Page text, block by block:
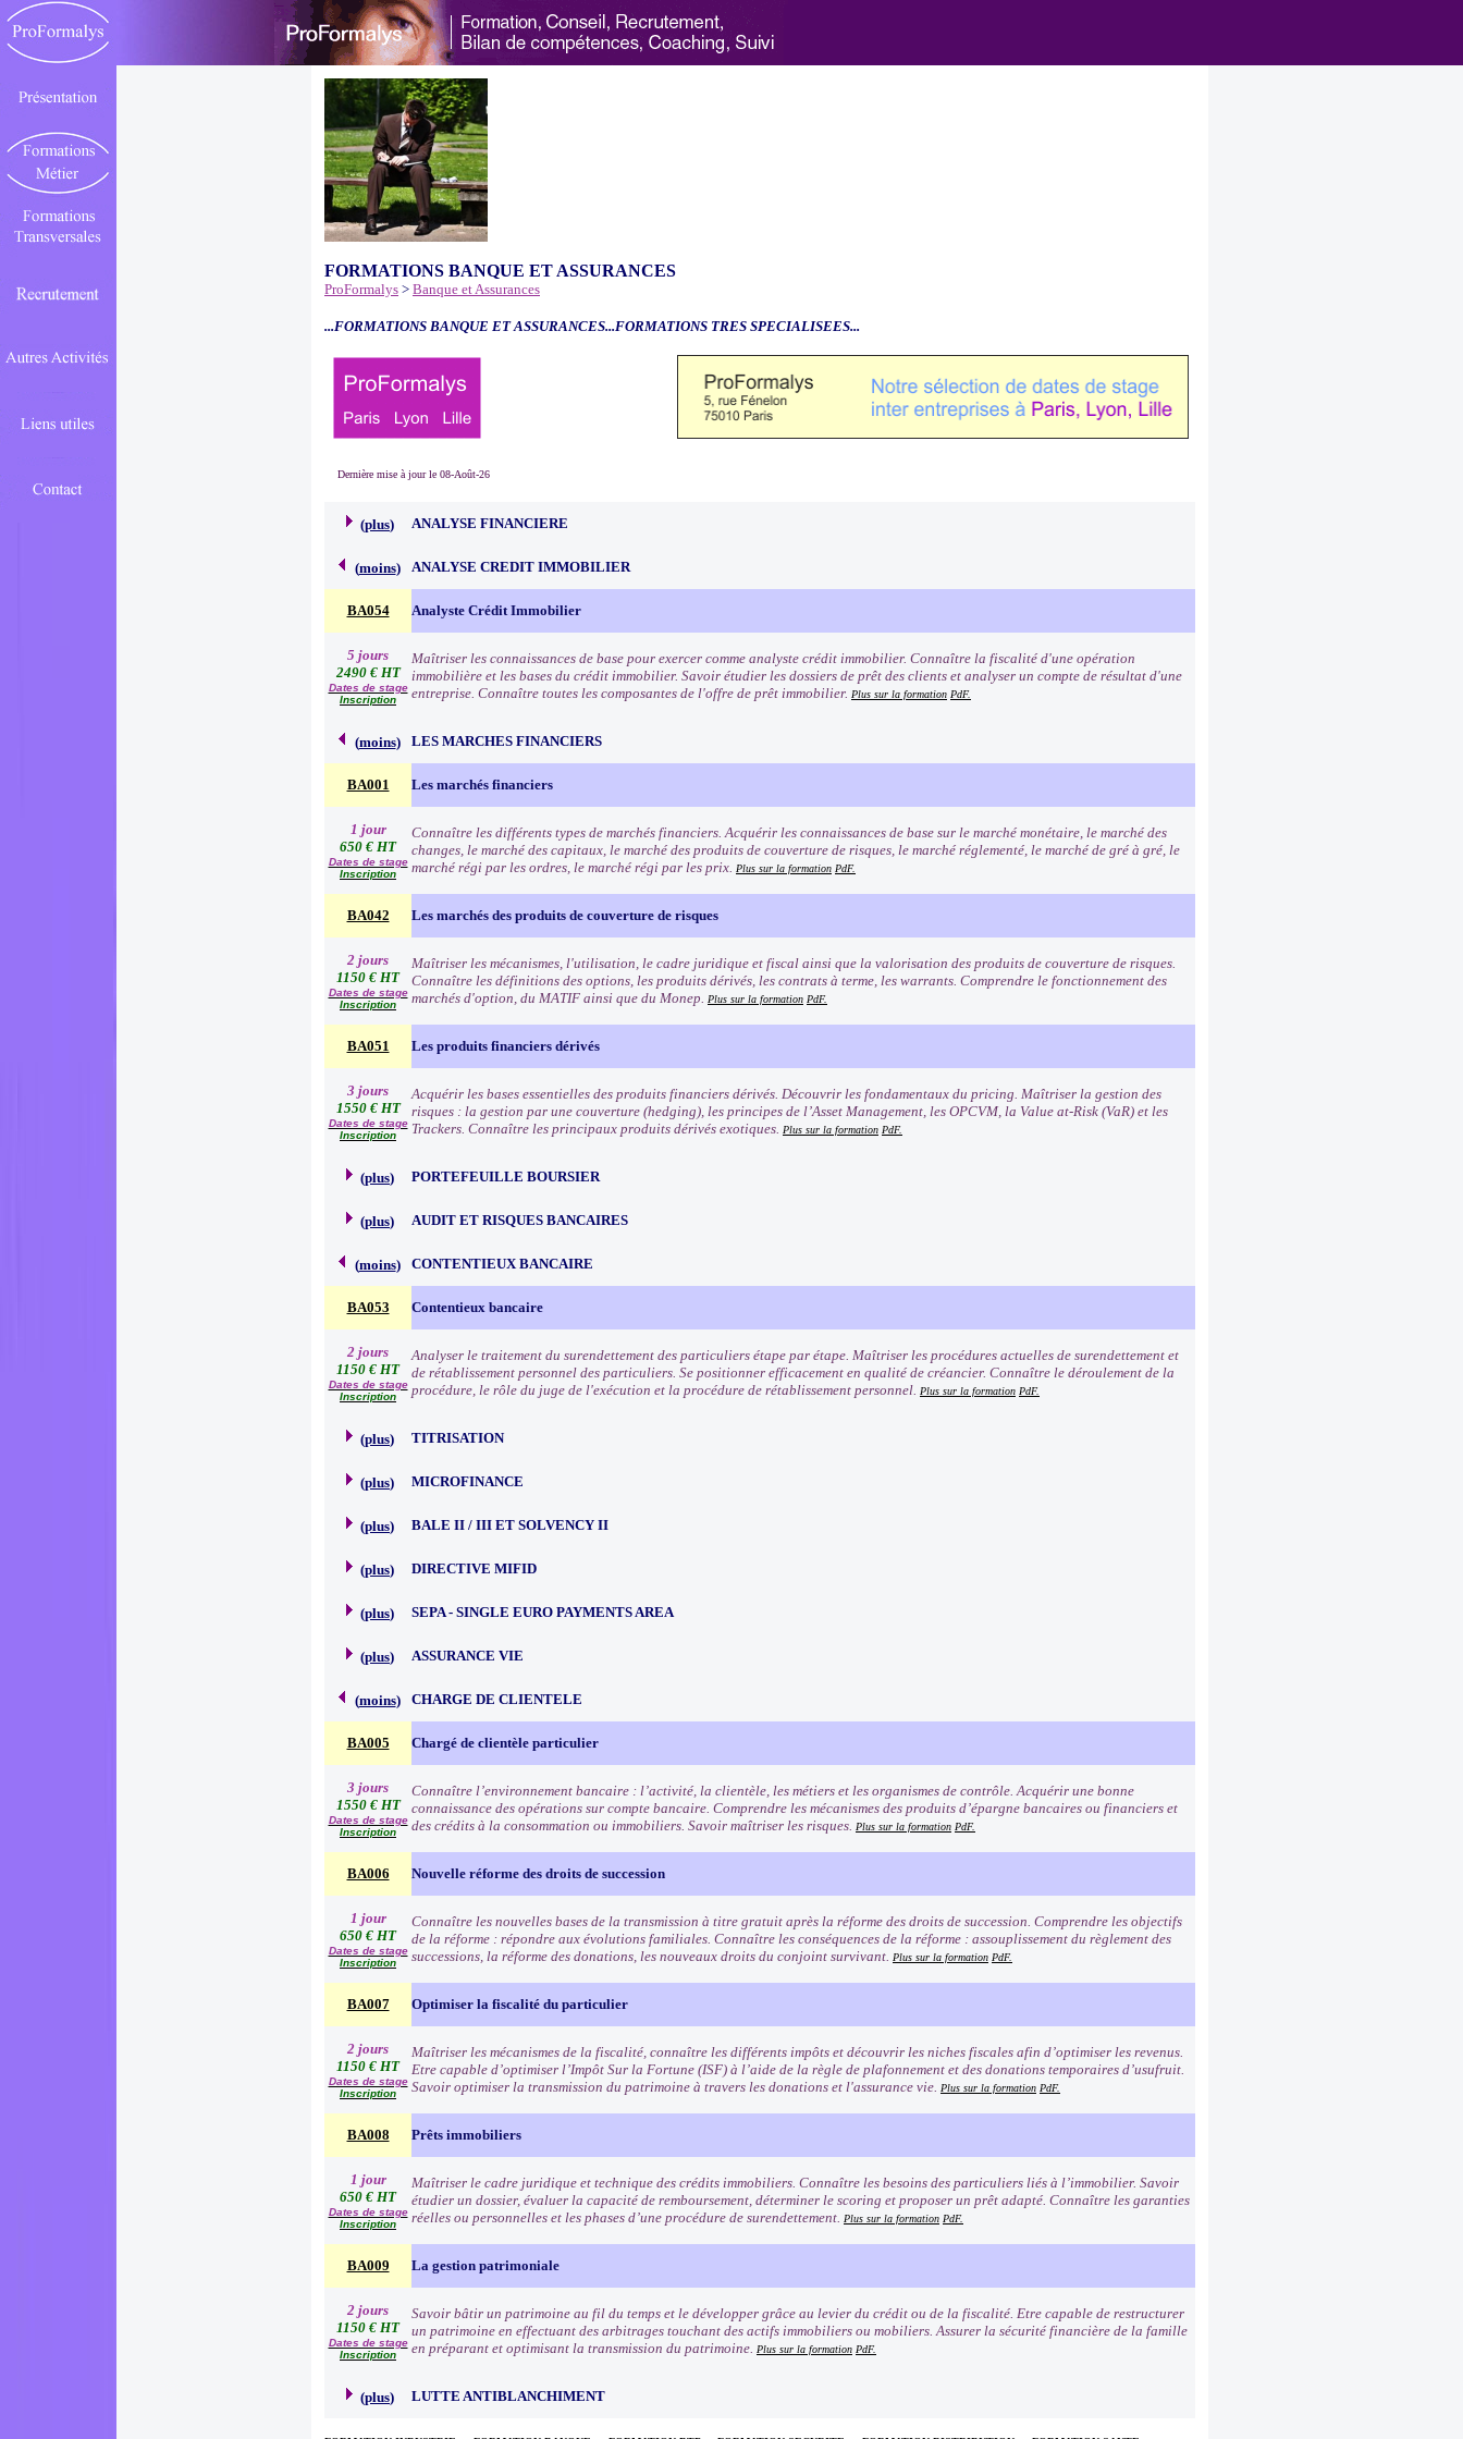
FORMATIONS BANQUE ET ASSURANCES
ProFormalys > Banque et Assurances
...FORMATIONS BANQUE ET ASSURANCES...FORMATIONS TRES SPECIALISEES...
Dernière mise à jour le 08-Août-26
(plus) ANALYSE FINANCIERE
(moins) ANALYSE CREDIT IMMOBILIER
BA054 Analyste Crédit Immobilier
5 jours
2490 € HT
Dates de stage
Inscription
Maîtriser les connaissances de base pour exercer comme analyste crédit immobilier. Connaître la fiscalité d'une opération
immobilière et les bases du crédit immobilier. Savoir étudier les dossiers de prêt des clients et analyser un compte de résultat d'une
entreprise. Connaître toutes les composantes de l'offre de prêt immobilier. Plus sur la formation PdF.
(moins) LES MARCHES FINANCIERS
BA001 Les marchés financiers
1 jour
650 € HT
Dates de stage
Inscription
Connaître les différents types de marchés financiers. Acquérir les connaissances de base sur le marché monétaire, le marché des
changes, le marché des capitaux, le marché des produits de couverture de risques, le marché réglementé, le marché de gré à gré, le
marché régi par les ordres, le marché régi par les prix. Plus sur la formation PdF.
BA042 Les marchés des produits de couverture de risques
2 jours
1150 € HT
Dates de stage
Inscription
Maîtriser les mécanismes, l'utilisation, le cadre juridique et fiscal ainsi que la valorisation des produits de couverture de risques.
Connaître les définitions des options, les produits dérivés, les contrats à terme, les warrants. Comprendre le fonctionnement des
marchés d'option, du MATIF ainsi que du Monep. Plus sur la formation PdF.
BA051 Les produits financiers dérivés
3 jours
1550 € HT
Dates de stage
Inscription
Acquérir les bases essentielles des produits financiers dérivés. Découvrir les fondamentaux du pricing. Maîtriser la gestion des
risques : la gestion par une couverture (hedging), les principes de l’Asset Management, les OPCVM, la Value at-Risk (VaR) et les
Trackers. Connaître les principaux produits dérivés exotiques. Plus sur la formation PdF.
(plus) PORTEFEUILLE BOURSIER
(plus) AUDIT ET RISQUES BANCAIRES
(moins) CONTENTIEUX BANCAIRE
BA053 Contentieux bancaire
2 jours
1150 € HT
Dates de stage
Inscription
Analyser le traitement du surendettement des particuliers étape par étape. Maîtriser les procédures actuelles de surendettement et
de rétablissement personnel des particuliers. Se positionner efficacement en qualité de créancier. Connaître le déroulement de la
procédure, le rôle du juge de l'exécution et la procédure de rétablissement personnel. Plus sur la formation PdF.
(plus) TITRISATION
(plus) MICROFINANCE
(plus) BALE II / III ET SOLVENCY II
(plus) DIRECTIVE MIFID
(plus) SEPA - SINGLE EURO PAYMENTS AREA
(plus) ASSURANCE VIE
(moins) CHARGE DE CLIENTELE
BA005 Chargé de clientèle particulier
3 jours
1550 € HT
Dates de stage
Inscription
Connaître l’environnement bancaire : l’activité, la clientèle, les métiers et les organismes de contrôle. Acquérir une bonne
connaissance des opérations sur compte bancaire. Comprendre les mécanismes des produits d’épargne bancaires ou financiers et
des crédits à la consommation ou immobiliers. Savoir maîtriser les risques. Plus sur la formation PdF.
BA006 Nouvelle réforme des droits de succession
1 jour
650 € HT
Dates de stage
Inscription
Connaître les nouvelles bases de la transmission à titre gratuit après la réforme des droits de succession. Comprendre les objectifs
de la réforme : répondre aux évolutions familiales. Connaître les conséquences de la réforme : assouplissement du règlement des
successions, la réforme des donations, les nouveaux droits du conjoint survivant. Plus sur la formation PdF.
BA007 Optimiser la fiscalité du particulier
2 jours
1150 € HT
Dates de stage
Inscription
Maîtriser les mécanismes de la fiscalité, connaître les différents impôts et découvrir les niches fiscales afin d’optimiser les revenus.
Etre capable d’optimiser l’Impôt Sur la Fortune (ISF) à l’aide de la règle de plafonnement et des donations temporaires d’usufruit.
Savoir optimiser la transmission du patrimoine à travers les donations et l'assurance vie. Plus sur la formation PdF.
BA008 Prêts immobiliers
1 jour
650 € HT
Dates de stage
Inscription
Maîtriser le cadre juridique et technique des crédits immobiliers. Connaître les besoins des particuliers liés à l’immobilier. Savoir
étudier un dossier, évaluer la capacité de remboursement, déterminer le scoring et proposer un prêt adapté. Connaître les garanties
réelles ou personnelles et les phases d’une procédure de surendettement. Plus sur la formation PdF.
BA009 La gestion patrimoniale
2 jours
1150 € HT
Dates de stage
Inscription
Savoir bâtir un patrimoine au fil du temps et le développer grâce au levier du crédit ou de la fiscalité. Etre capable de restructurer
un patrimoine en effectuant des arbitrages touchant des actifs immobiliers ou mobiliers. Assurer la sécurité financière de la famille
en préparant et optimisant la transmission du patrimoine. Plus sur la formation PdF.
(plus) LUTTE ANTIBLANCHIMENT